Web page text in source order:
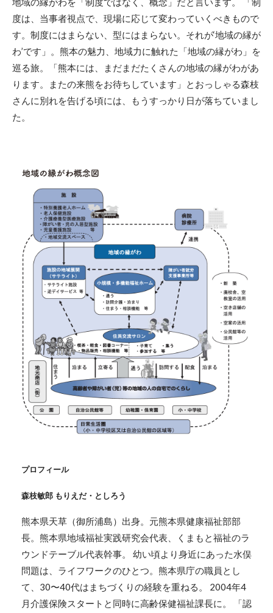
度は、当事者視点で、現場に応じて変わっていくべきもので
す。制度にはまらない、型にはまらない。それが‘地域の縁が
わ’です」。熊本の魅力、地域力に触れた「地域の縁がわ」を
巡る旅。「熊本には、まだまだたくさんの地域の縁がわがあ
ります。またの来熊をお待ちしています」とおっしゃる森枝
さんに別れを告げる頃には、もうすっかり日が落ちていまし
た。
プロフィール
森枝敏郎 もりえだ・としろう
熊本県天草（御所浦島）出身。元熊本県健康福祉部部
長。熊本県地域福祉実践研究会代表、くまもと福祉のラ
ウンドテーブル代表幹事。 幼い頃より身近にあった水俣
問題は、ライフワークのひとつ。熊本県庁の職員とし
て、30〜40代はまちづくりの経験を重ねる。 2004年4
月介護保険スタートと同時に高齢保健福祉課長に。 「認